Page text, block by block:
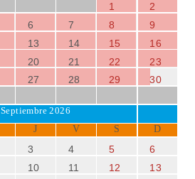
1
2
6 7 8
9
13 14 15
16
20 21 22
23
27 28 29
30
Septiembre 2026
J V S D
3 4 5
6
10 11 12
13